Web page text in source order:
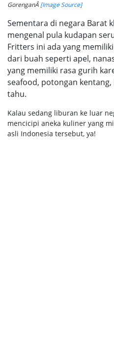
GorenganÂ [Image Source]
Sementara di negara Barat
mengenal pula kudapan
Fritters ini ada yang
dari buah seperti apel,
yang memiliki rasa gurih
seafood, potongan
tahu.
Kalau sedang liburan ke luar
mencicipi aneka kuliner yang
asli Indonesia tersebut, ya!